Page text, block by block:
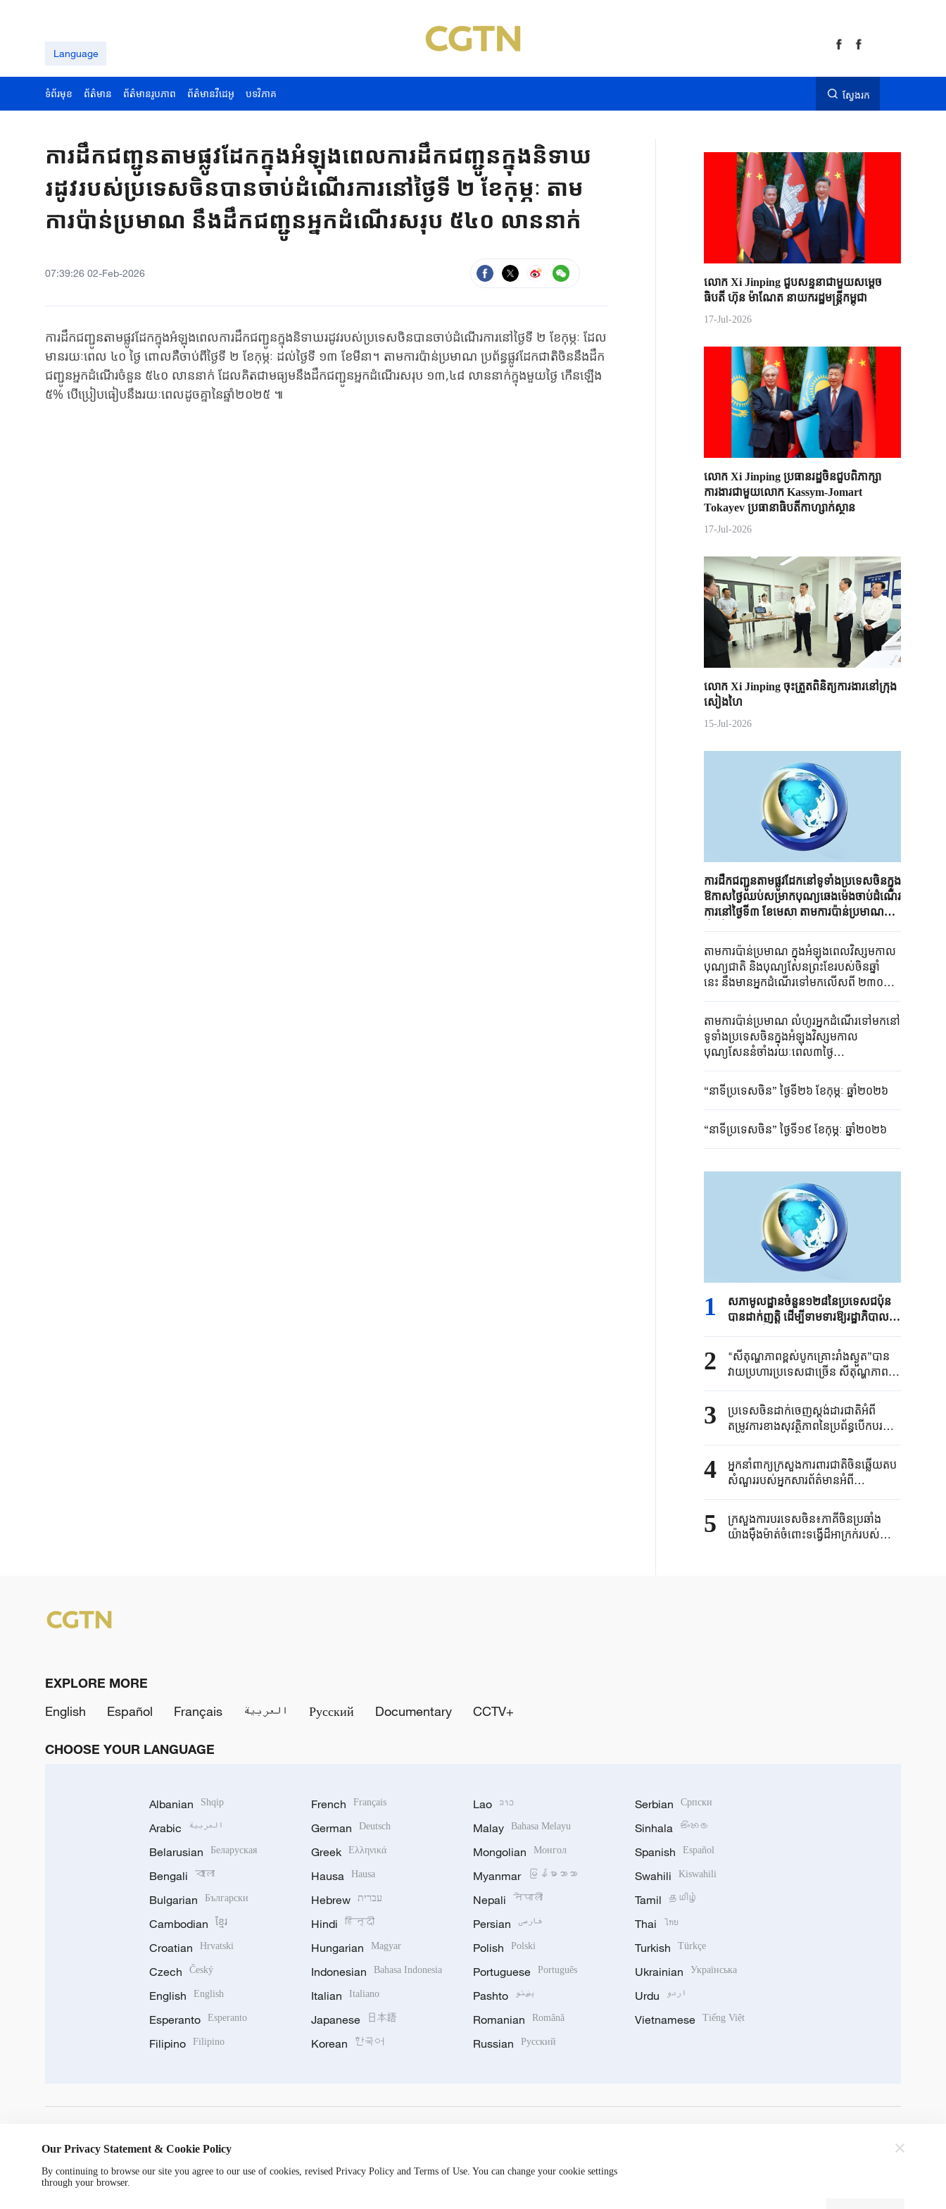
Language
ទំព័រមុខ ព័ត៌មាន ព័ត៌មានរូបភាព ព័ត៌មានវីដេអូ បទវិភាគ ស្វែងរក
ការដឹកជញ្ជូនតាមផ្លូវដែកក្នុងអំឡុងពេលការដឹកជញ្ជូនក្នុងនិទាឃ
រដូវរបស់ប្រទេសចិនបានចាប់ដំណើរការនៅថ្ងៃទី ២ ខែកុម្ភៈ តាម
ការប៉ាន់ប្រមាណ នឹងដឹកជញ្ជូនអ្នកដំណើរសរុប ៥៤០ លាននាក់
07:39:26 02-Feb-2026
ការដឹកជញ្ជូនតាមផ្លូវដែកក្នុងអំឡុងពេលការដឹកជញ្ជូនក្នុងនិទាឃរដូវ​របស់ប្រទេសចិនបានចាប់ដំណើរការនៅថ្ងៃទី ២ ខែកុម្ភៈ ដែល
មានរយៈពេល ៤០ ថ្ងៃ ពោលគឺចាប់ពីថ្ងៃទី ២ ខែកុម្ភៈ ដល់ថ្ងៃទី ១៣ ខែមីនា។ តាមការប៉ាន់ប្រមាណ ប្រព័ន្ធផ្លូវដែកជាតិចិន​នឹងដឹក
ជញ្ជូនអ្នកដំណើរចំនួន ៥៤០ លាននាក់ ដែលគិតជាមធ្យមនឹងដឹកជញ្ជូនអ្នកដំណើរសរុប ១៣,៤៨ លាននាក់ក្នុងមួយថ្ងៃ ​កើនឡើង
៥% បើប្រៀបធៀបនឹងរយៈពេលដូចគ្នានៃឆ្នាំ២០២៥ ៕
លោក Xi Jinping ជួបសន្ទនាជាមួយសម្តេច
ធិបតី ហ៊ុន ម៉ាណែត នាយករដ្ឋមន្ត្រីកម្ពុជា
17-Jul-2026
លោក Xi Jinping ប្រធានរដ្ឋចិន​ជួបពិភាក្សា​
ការងារជាមួយ​លោក Kassym-Jomart ​
Tokayev ​ប្រធានាធិបតី​កាហ្សាក់ស្ថាន​
17-Jul-2026
លោក Xi Jinping ចុះត្រួតពិនិត្យការងារនៅក្រុង
សៀងហៃ
15-Jul-2026
ការដឹកជញ្ជូនតាមផ្លូវដែកនៅទូទាំងប្រទេសចិនក្នុង
ឱកាសថ្ងៃឈប់សម្រាកបុណ្យឆេងម៉េងចាប់ដំណើរ
ការនៅថ្ងៃទី៣ ខែមេសា តាមការប៉ាន់ប្រមាណ
តាមការប៉ាន់ប្រមាណ ក្នុងអំឡុងពេលវិស្សមកាល
បុណ្យជាតិ និងបុណ្យសែនព្រះខែរបស់ចិន​ឆ្នាំ
នេះ នឹងមានអ្នកដំណើរទៅមកលើសពី ២៣០០​
លាននាក់
តាមការប៉ាន់ប្រមាណ លំហូរអ្នកដំណើរទៅមកនៅ
ទូទាំងប្រទេសចិនក្នុងអំឡុងវិស្សមកាល
បុណ្យសែននំចាំងរយៈពេល៣ថ្ងៃ
នឹងលើសពី៦៥០លាននាក់
“នាទីប្រទេសចិន” ថ្ងៃទី២៦ ខែកុម្ភៈ ឆ្នាំ២០២៦
“នាទីប្រទេសចិន” ថ្ងៃទី១៩ ខែកុម្ភៈ ឆ្នាំ២០២៦
1
សភាមូលដ្ឋានចំនួន១២៨នៃប្រទេសជប៉ុន
បានដាក់ញត្តិ ដើម្បីទាមទារឱ្យរដ្ឋាភិបាល
នូវ"គោលការណ៍គ្មាននុយក្លេអ៊ែរចំនួនបី”
2
"សីតុណ្ហភាពខ្ពស់បូកគ្រោះរាំងស្ងួត”បាន
វាយប្រហារប្រទេសជាច្រើន សីតុណ្ហភាពនៃ
តំបន់ជាច្រើនឡើងខ្ពស់ដល់បំបែកកំណត់
ត្រាក្នុងប្រវត្តិសាស្ត្រ
3
ប្រទេសចិនដាក់ចេញស្តង់ដារជាតិអំពី
តម្រូវការខាងសុវត្ថិភាពនៃប្រព័ន្ធបើកបរ
ដោយស្វ័យប្រវត្តិ
4
អ្នកនាំពាក្យក្រសួងការពារជាតិចិនឆ្លើយតប
សំណួររបស់អ្នកសារព័ត៌មានអំពី
«សៀវភៅសស្តីពីកិច្ចការពារ
ជាតិ»ឆ្នាំ២០២៦របស់រដ្ឋាភិបាលជប៉ុន
5
ក្រសួង​ការបរទេសចិន​៖ភាគីចិនប្រឆាំង​
យ៉ាងម៉ឺងម៉ាត់​ចំពោះទង្វើដ៏​អាក្រក់របស់ភាគី​
EXPLORE MORE
English
Español Français العربية Русский Documentary CCTV+
CHOOSE YOUR LANGUAGE
Albanian Shqip
Arabic العربية
Belarusian Беларуская
Bengali বাংলা
Bulgarian Български
Cambodian ខ្មែរ
Croatian Hrvatski
Czech Český
English English
Esperanto Esperanto
Filipino Filipino
French Français
German Deutsch
Greek Ελληνικά
Hausa Hausa
Hebrew עברית
Hindi हिन्दी
Hungarian Magyar
Indonesian Bahasa Indonesia
Italian Italiano
Japanese 日本語
Korean 한국어
Lao ລາວ
Malay Bahasa Melayu
Mongolian Монгол
Myanmar မြန်မာဘာသာ
Nepali नेपाली
Persian فارسی
Polish Polski
Portuguese Português
Pashto پښتو
Romanian Română
Russian Русский
Serbian Српски
Sinhala සිංහල
Spanish Español
Swahili Kiswahili
Tamil தமிழ்
Thai ไทย
Turkish Türkçe
Ukrainian Українська
Urdu اردو
Vietnamese Tiếng Việt
Our Privacy Statement & Cookie Policy
By continuing to browse our site you agree to our use of cookies, revised Privacy Policy and Terms of Use. You can change your cookie settings
through your browser.